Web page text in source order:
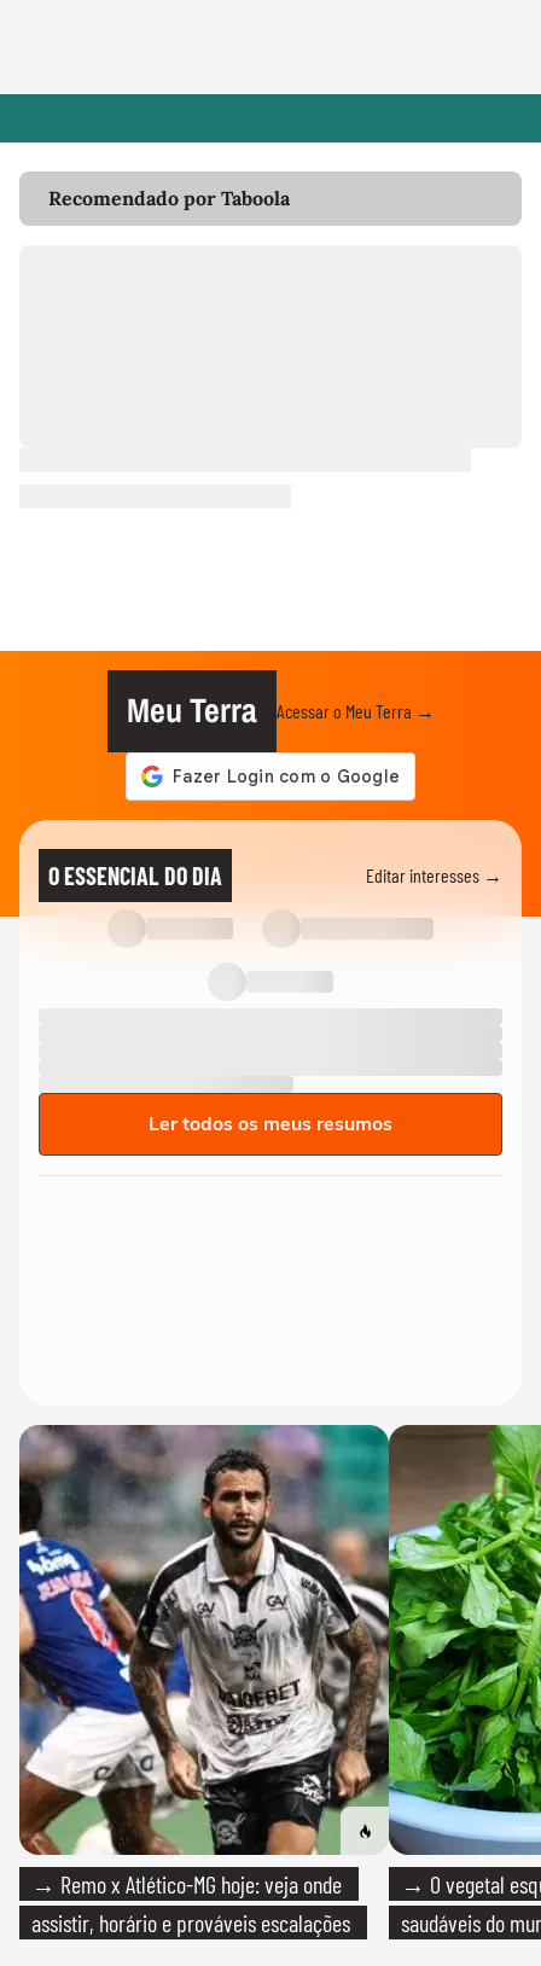
Recomendado por Taboola
Meu Terra Acessar o Meu Terra →
O ESSENCIAL DO DIA Editar interesses →
Ler todos os meus resumos
→ Remo x Atlético-MG hoje: veja onde
assistir, horário e prováveis escalações
→ O vegetal
saudáveis do